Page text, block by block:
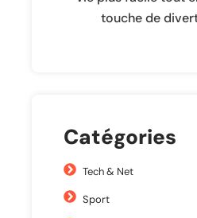
touche de
Catégories
Tech & Net
Sport